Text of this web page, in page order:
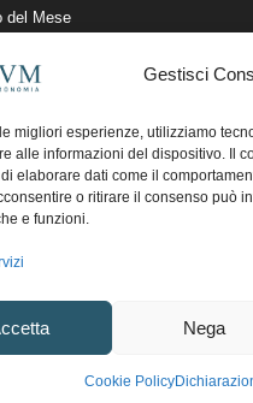
Gestisci
migliori esperienze, utilizziamo
alle informazioni del dispositivo. Il
elaborare dati come il
o ritirare il consenso può
e funzioni.
Nega
Cookie Policy
del Mese
e Risorse On-Line
della Redazione
e Aree di Discussione